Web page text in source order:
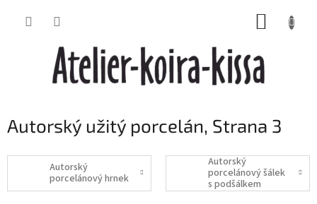
Autorský užitý porcelán, Strana 3
Autorský
porcelánový hrnek
Autorský
porcelánový šálek
s podšálkem